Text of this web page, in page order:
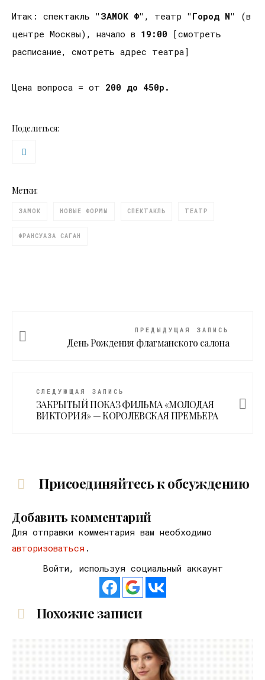
Итак: спектакль "ЗАМОК Ф" , театр "Город N"
(в
центре Москвы), начало в 19:00 [смотреть
расписание, смотреть адрес театра]
Цена вопроса = от 200 до 450р.
Поделиться:
Метки:
ЗАМОК НОВЫЕ ФОРМЫ СПЕКТАКЛЬ ТЕАТР
ФРАНСУАЗА САГАН
ПРЕДЫДУЩАЯ ЗАПИСЬ
День Рождения флагманского салона
СЛЕДУЮЩАЯ ЗАПИСЬ
ЗАКРЫТЫЙ ПОКАЗ ФИЛЬМА «МОЛОДАЯ
ВИКТОРИЯ» — КОРОЛЕВСКАЯ ПРЕМЬЕРА
Присоединяйтесь к обсуждению
Добавить комментарий
Для отправки комментария вам необходимо
авторизоваться .
Войти, используя социальный аккаунт
Похожие записи